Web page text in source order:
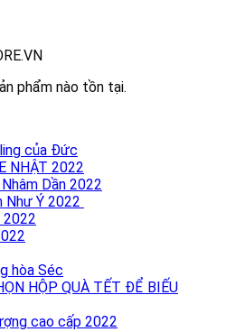
phẩm nào tồn tại.
của Đức
NHẬT 2022
Dần 2022
Như Ý 2022
2022
hòa Séc
HỘP QUÀ TẾT ĐỂ BIẾU
cao cấp 2022